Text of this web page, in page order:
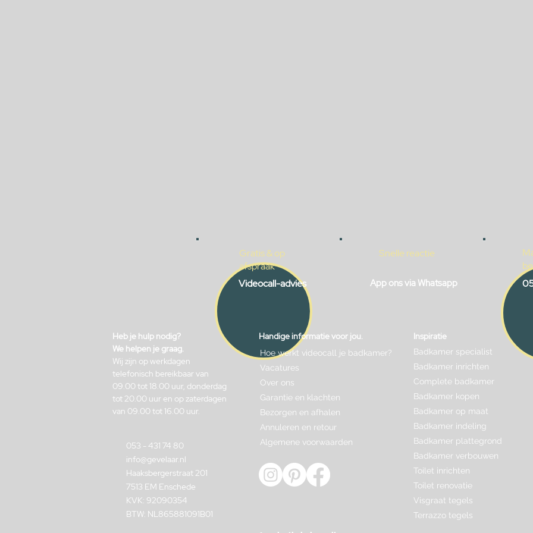
Gratis & op
afspraak
Videocall-advies
Snelle reactie
App ons via Whatsapp
Heb je hulp nodig?
We helpen je graag.
Wij zijn op werkdagen
telefonisch bereikbaar van
09.00 tot 18.00 uur, donderdag
tot 20.00 uur en op zaterdagen
van 09.00 tot 16.00 uur.
053 - 431 74 80
info@gevelaar.nl
Haaksbergerstraat 201
7513 EM Enschede
KVK: 92090354
BTW: NL865881091B01
Handige informatie voor jou. Inspiratie
Hoe werkt videocall je badkamer?
Vacatures
Over ons
Garantie en klachten
Bezorgen en afhalen
Annuleren en retour
Algemene voorwaarden
Badkamer specialist
Badkamer inrichten
Complete badkamer
Badkamer kopen
Badkamer op maat
Badkamer indeling
Badkamer plattegrond
Badkamer verbouwen
Toilet inrichten
Toilet renovatie
Visgraat tegels
Terrazzo tegels